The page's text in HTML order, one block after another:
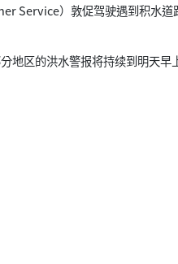
Service）敦促驾驶遇到积水道
地区的洪水警报将持续到明天